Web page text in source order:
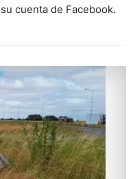
cuenta de Facebook.